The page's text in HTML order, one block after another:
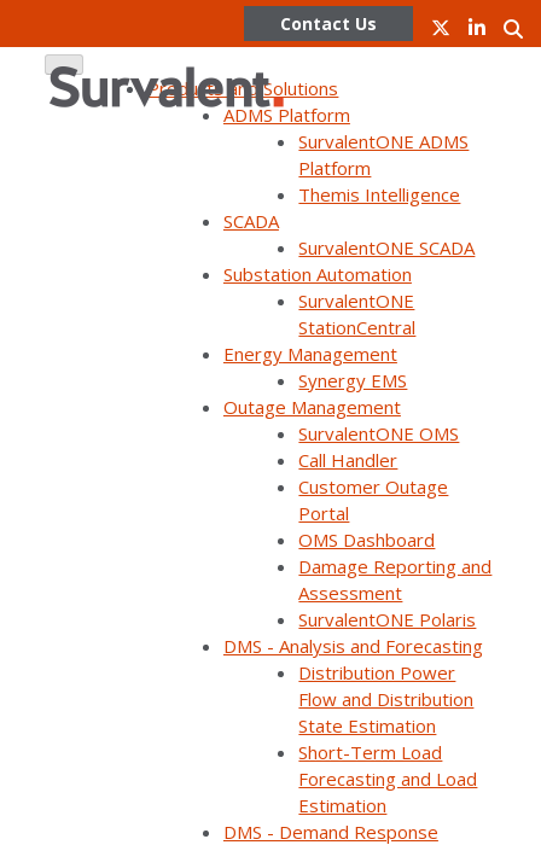
Contact Us
Products and Solutions
ADMS Platform
SurvalentONE ADMS
Platform
Themis Intelligence
SCADA
SurvalentONE SCADA
Substation Automation
SurvalentONE
StationCentral
Energy Management
Synergy EMS
Outage Management
SurvalentONE OMS
Call Handler
Customer Outage
Portal
OMS Dashboard
Damage Reporting and
Assessment
SurvalentONE Polaris
DMS - Analysis and Forecasting
Distribution Power
Flow and Distribution
State Estimation
Short-Term Load
Forecasting and Load
Estimation
DMS - Demand Response
Survalent y
Electroval ganan
licitación para
suministrar una
plataforma ADMS
y DERMS “única en
su clase” para el
ICE.